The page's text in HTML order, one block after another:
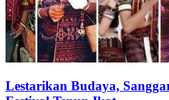
Lestarikan Budaya,